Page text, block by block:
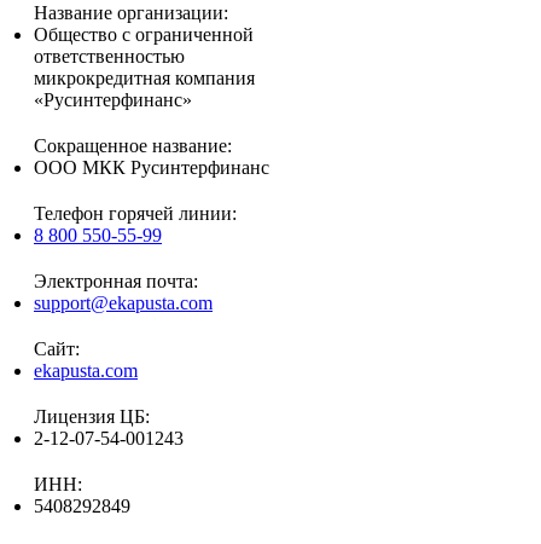
Название организации:
Общество с ограниченной
ответственностью
микрокредитная компания
«Русинтерфинанс»
Сокращенное название:
ООО МКК Русинтерфинанс
Телефон горячей линии:
8 800 550-55-99
Электронная почта:
support@ekapusta.com
Сайт:
ekapusta.com
Лицензия ЦБ:
2-12-07-54-001243
ИНН:
5408292849